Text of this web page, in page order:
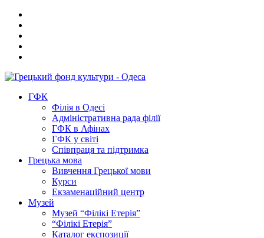
ГФК
Філія в Одесі
Адміністративна рада філії
ГФК в Афінах
ГФК у світі
Співпраця та підтримка
Грецька мова
Вивчення Грецької мови
Курси
Екзаменаційний центр
Музей
Музей “Філікі Етерія”
“Філікі Етерія”
Каталог експозиції